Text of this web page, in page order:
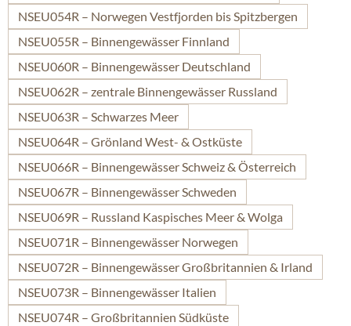
NSEU054R – Norwegen Vestfjorden bis Spitzbergen
NSEU055R – Binnengewässer Finnland
NSEU060R – Binnengewässer Deutschland
NSEU062R – zentrale Binnengewässer Russland
NSEU063R – Schwarzes Meer
NSEU064R – Grönland West- & Ostküste
NSEU066R – Binnengewässer Schweiz & Österreich
NSEU067R – Binnengewässer Schweden
NSEU069R – Russland Kaspisches Meer & Wolga
NSEU071R – Binnengewässer Norwegen
NSEU072R – Binnengewässer Großbritannien & Irland
NSEU073R – Binnengewässer Italien
NSEU074R – Großbritannien Südküste